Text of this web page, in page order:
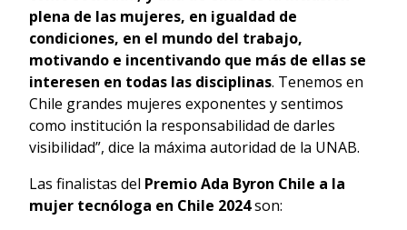
plena de las mujeres, en igualdad de
condiciones, en el mundo del trabajo,
motivando e incentivando que más de ellas se
interesen en todas las disciplinas. Tenemos en
Chile grandes mujeres exponentes y sentimos
como institución la responsabilidad de darles
visibilidad”, dice la máxima autoridad de la UNAB.
Las finalistas del Premio Ada Byron Chile a la
mujer tecnóloga en Chile 2024son: